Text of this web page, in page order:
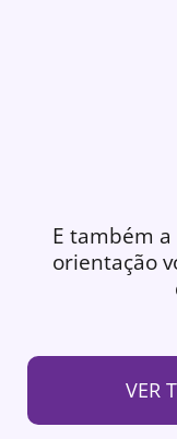
E também a
orientação
VER